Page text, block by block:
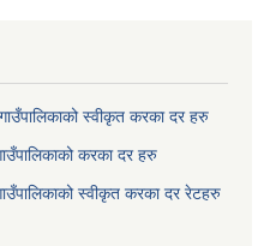
स्वीकृत करका दर हरु
करका दर हरु
स्वीकृत करका दर रेटहरु